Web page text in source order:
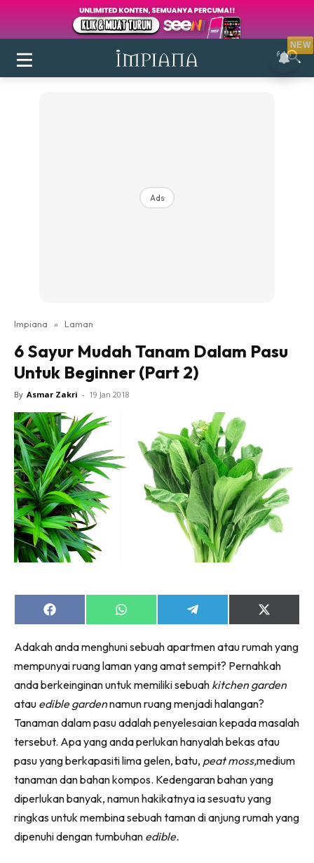
Login|Register
Ruang Makan
Ruang Tamu
Direktori
Interior Design
Landskap
DIY
Bilik Air
Bilik Tidur
Dapur
Ruang Makan
Make Over
Bilik Tidur
Ruang Tamu
Menarik Lagi
Casa Impiana
Impiana Makeover
Kafe
Hartanah
High Rise
Ads
Impiana » Laman
6 Sayur Mudah Tanam Dalam Pasu
Untuk Beginner (Part 2)
By Asmar Zakri - 19 Jan 2018
Share
on
Share
on
Share
on
Share
on
(Twitter)
Adakah anda menghuni sebuah apartmen atau rumah yang
mempunyai ruang laman yang amat sempit? Pernahkah
anda berkeinginan untuk memiliki sebuah kitchen garden
atau edible gardennamun ruang menjadi halangan?
Tanaman dalam pasu adalah penyelesaian kepada masalah
tersebut. Apa yang anda perlukan hanyalah bekas atau
pasu yang berkapasiti lima gelen, batu, peat moss,medium
tanaman dan bahan kompos. Kedengaran bahan yang
diperlukan banyak, namun hakikatnya ia sesuatu yang
ringkas untuk membina sebuah taman di anjung rumah yang
dipenuhi dengan tumbuhan edible.
NEW